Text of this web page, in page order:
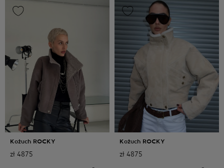
Kożuch ROCKY
zł 4875
Kożuch ROCKY
zł 4875